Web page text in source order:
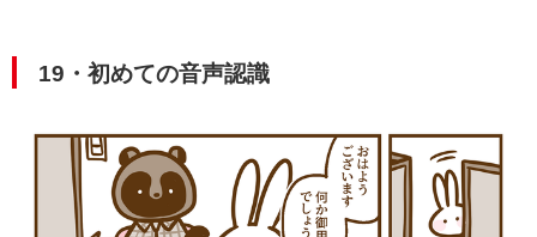
19・初めての音声認識